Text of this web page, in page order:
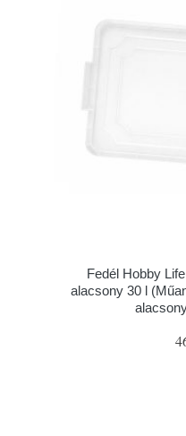
Fedél Hobby
alacsony 30 l